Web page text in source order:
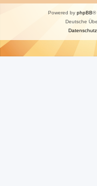
Powered by phpBB®
Deutsche
Datenschutz